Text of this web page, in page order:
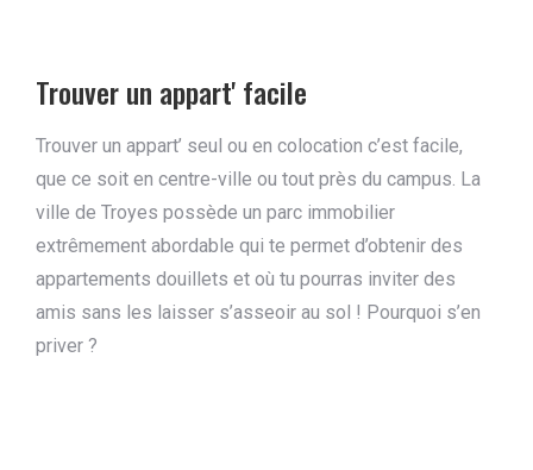
Trouver un appart' facile
Trouver un appart’ seul ou en colocation c’est facile,
que ce soit en centre-ville ou tout près du campus. La
ville de Troyes possède un parc immobilier
extrêmement abordable qui te permet d’obtenir des
appartements douillets et où tu pourras inviter des
amis sans les laisser s’asseoir au sol ! Pourquoi s’en
priver ?